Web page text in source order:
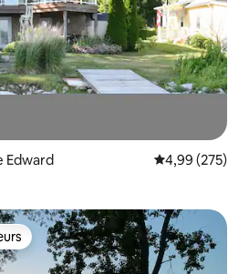
Edward Évaluation
4,99 (275)